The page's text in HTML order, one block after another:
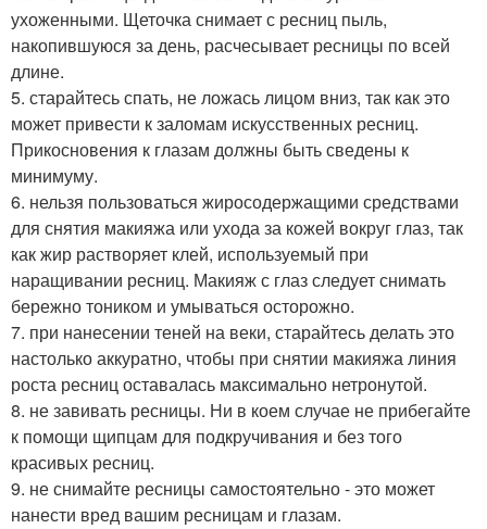
ухоженными. Щеточка снимает с ресниц пыль,
накопившуюся за день, расчесывает ресницы по всей
длине.
5. старайтесь спать, не ложась лицом вниз, так как это
может привести к заломам искусственных ресниц.
Прикосновения к глазам должны быть сведены к
минимуму.
6. нельзя пользоваться жиросодержащими средствами
для снятия макияжа или ухода за кожей вокруг глаз, так
как жир растворяет клей, используемый при
наращивании ресниц. Макияж с глаз следует снимать
бережно тоником и умываться осторожно.
7. при нанесении теней на веки, старайтесь делать это
настолько аккуратно, чтобы при снятии макияжа линия
роста ресниц оставалась максимально нетронутой.
8. не завивать ресницы. Ни в коем случае не прибегайте
к помощи щипцам для подкручивания и без того
красивых ресниц.
9. не снимайте ресницы самостоятельно - это может
нанести вред вашим ресницам и глазам.